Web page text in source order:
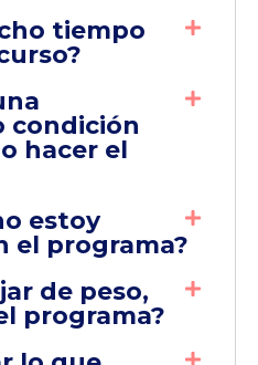
tiempo
condición
hacer el
estoy
el programa?
de peso,
programa?